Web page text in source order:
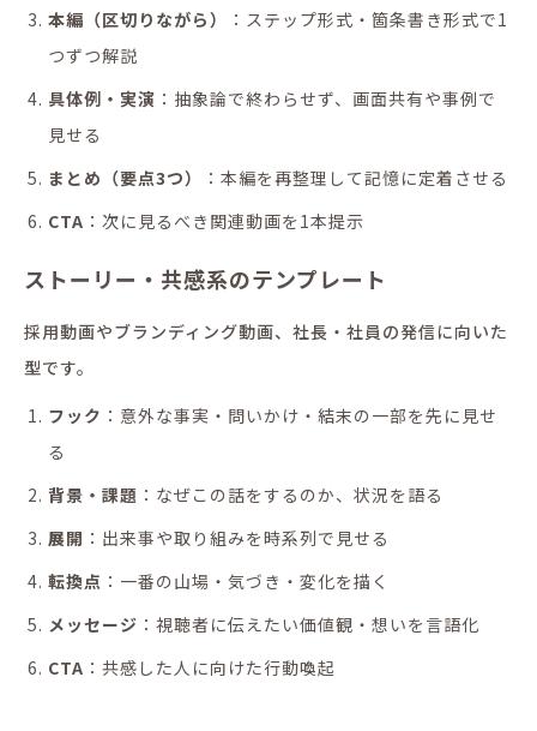
本編（区切りながら）
：ステップ形式・箇条書き形式で1
つずつ解説
具体例・実演 ：抽象論で終わらせず、画面共有や事例で
見せる
まとめ（要点3つ）
：本編を再整理して記憶に定着させる
CTA ：次に見るべき関連動画を1本提示
ストーリー・共感系のテンプレート
採用動画やブランディング動画、社長・社員の発信に向いた
型です。
フック ：意外な事実・問いかけ・結末の一部を先に見せ
る
背景・課題 ：なぜこの話をするのか、状況を語る
展開 ：出来事や取り組みを時系列で見せる
転換点 ：一番の山場・気づき・変化を描く
メッセージ ：視聴者に伝えたい価値観・想いを言語化
CTA ：共感した人に向けた行動喚起